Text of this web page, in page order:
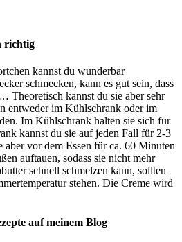
richtig
kannst du wunderbar
schmecken, kann es gut sein, dass
Theoretisch kannst du sie aber sehr
entweder im Kühlschrank oder im
Im Kühlschrank halten sie sich für
kannst du sie auf jeden Fall für 2-3
vor dem Essen für ca. 60 Minuten
auftauen, sodass sie nicht mehr
schnell schmelzen kann, sollten
stehen. Die Creme wird
auf meinem Blog